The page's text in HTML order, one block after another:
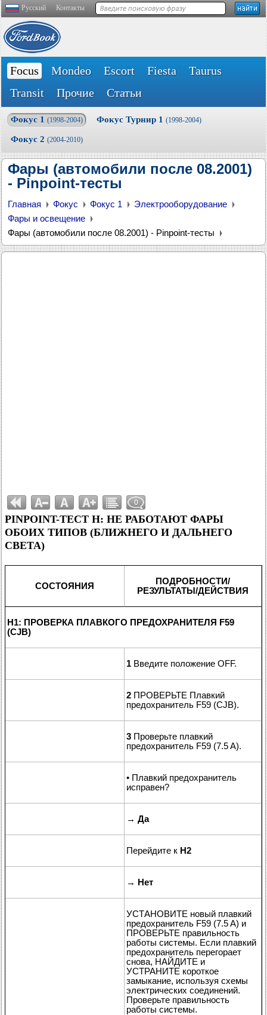
Русский Контакты
Focus Mondeo Escort Fiesta
Taurus
Transit
Прочие Статьи
Фокус 1 (1998-2004) Фокус Турнир 1 (1998-2004)
Фокус 2 (2004-2010)
Фары (автомобили после 08.2001)
- Pinpoint-тесты
Главная Фокус Фокус 1
Электрооборудование
Фары и освещение
Фары (автомобили после 08.2001) - Pinpoint-тесты
0
PINPOINT-ТЕСТ H: НЕ РАБОТАЮТ ФАРЫ
ОБОИХ ТИПОВ (БЛИЖНЕГО И ДАЛЬНЕГО
СВЕТА)
СОСТОЯНИЯ
ПОДРОБНОСТИ/
РЕЗУЛЬТАТЫ/ДЕЙСТВИЯ
H1: ПРОВЕРКА ПЛАВКОГО ПРЕДОХРАНИТЕЛЯ F59
(CJB)
1 Введите положение OFF.
2 ПРОВЕРЬТЕ Плавкий
предохранитель F59 (CJB).
3 Проверьте плавкий
предохранитель F59 (7.5 A).
• Плавкий предохранитель
исправен?
→ Да
Перейдите к H2
→ Нет
УСТАНОВИТЕ новый плавкий
предохранитель F59 (7.5 A) и
ПРОВЕРЬТЕ правильность
работы системы. Если плавкий
предохранитель перегорает
снова, НАЙДИТЕ и
УСТРАНИТЕ короткое
замыкание, используя схемы
электрических соединений.
Проверьте правильность
работы системы.